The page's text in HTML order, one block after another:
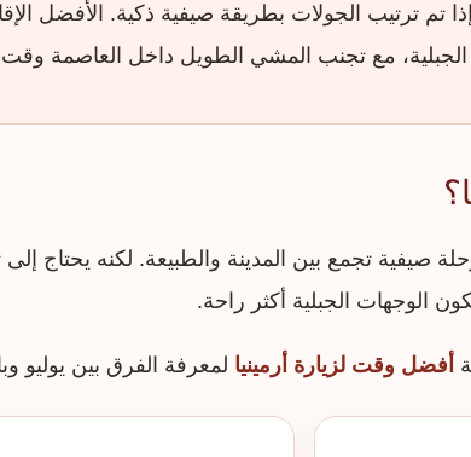
تم ترتيب الجولات بطريقة صيفية ذكية. الأفضل
الجبلية، مع تجنب المشي الطويل داخل العاصمة
صيفية تجمع بين المدينة والطبيعة. لكنه يحتاج
الوجهات الجبلية أكثر راحة.
أفضل وقت لزيارة أرمينيا لمعرفة الفرق بين يوليو